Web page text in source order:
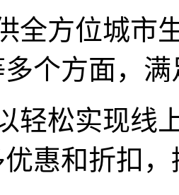
全方位城市
个方面，
轻松实现线
惠和折扣